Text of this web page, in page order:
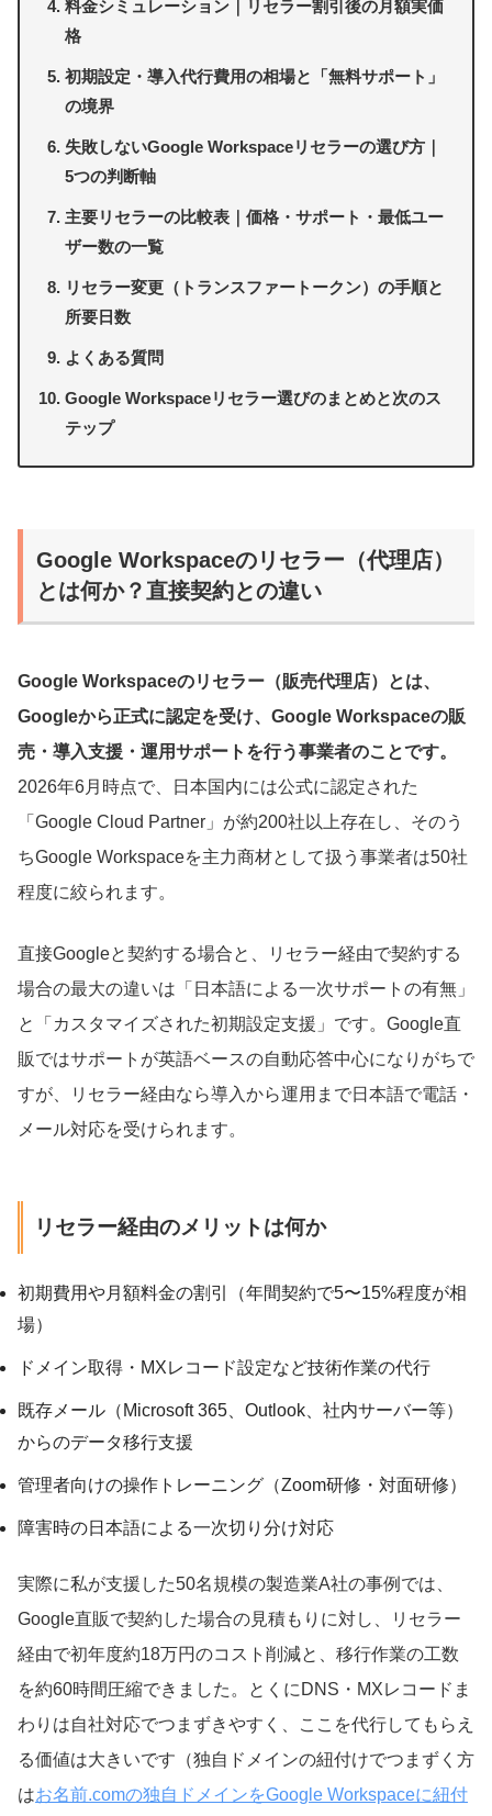
料金シミュレーション｜リセラー割引後の月額実価
格
初期設定・導入代行費用の相場と「無料サポート」
の境界
失敗しないGoogle Workspaceリセラーの選び方｜
5つの判断軸
主要リセラーの比較表｜価格・サポート・最低ユー
ザー数の一覧
リセラー変更（トランスファートークン）の手順と
所要日数
よくある質問
Google Workspaceリセラー選びのまとめと次のス
テップ
Google Workspaceのリセラー（代理店）
とは何か？直接契約との違い
Google Workspaceのリセラー（販売代理店）とは、
Googleから正式に認定を受け、Google Workspaceの販
売・導入支援・運用サポートを行う事業者のことです。
2026年6月時点で、日本国内には公式に認定された
「Google Cloud Partner」が約200社以上存在し、そのう
ちGoogle Workspaceを主力商材として扱う事業者は50社
程度に絞られます。
直接Googleと契約する場合と、リセラー経由で契約する
場合の最大の違いは「日本語による一次サポートの有無」
と「カスタマイズされた初期設定支援」です。Google直
販ではサポートが英語ベースの自動応答中心になりがちで
すが、リセラー経由なら導入から運用まで日本語で電話・
メール対応を受けられます。
リセラー経由のメリットは何か
初期費用や月額料金の割引（年間契約で5〜15%程度が相
場）
ドメイン取得・MXレコード設定など技術作業の代行
既存メール（Microsoft 365、Outlook、社内サーバー等）
からのデータ移行支援
管理者向けの操作トレーニング（Zoom研修・対面研修）
障害時の日本語による一次切り分け対応
実際に私が支援した50名規模の製造業A社の事例では、
Google直販で契約した場合の見積もりに対し、リセラー
経由で初年度約18万円のコスト削減と、移行作業の工数
を約60時間圧縮できました。とくにDNS・MXレコードま
わりは自社対応でつまずきやすく、ここを代行してもらえ
る価値は大きいです（独自ドメインの紐付けでつまずく方
はお名前.comの独自ドメインをGoogle Workspaceに紐付